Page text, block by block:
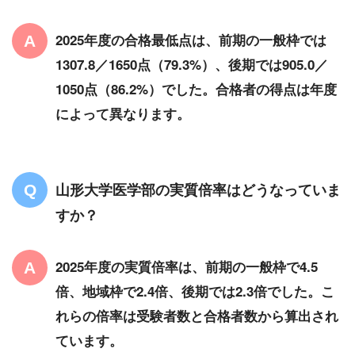
2025年度の合格最低点は、前期の一般枠では
1307.8／1650点（79.3%）、後期では905.0／
1050点（86.2%）でした。合格者の得点は年度
によって異なります。
山形大学医学部の実質倍率はどうなっていま
すか？
2025年度の実質倍率は、前期の一般枠で4.5
倍、地域枠で2.4倍、後期では2.3倍でした。こ
れらの倍率は受験者数と合格者数から算出され
ています。